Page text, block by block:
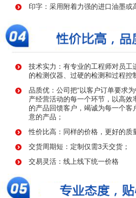
印字：采用附着力强的进口油墨或
技术实力：有专业的工程师对员工
的检测仪器、过硬的检测和过程控
品质优：公司把“以客户订单要求
产经营活动的每一个环节，以高效
的产品回馈客户，竭诚为每一个客
意的产品；
性价比高：同样的价格，更好的
交货周期短：定制仅需3天交货；
交易灵活：线上线下统一价格